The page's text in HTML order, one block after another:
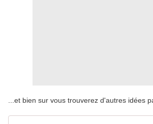
...et bien sur vous trouverez d'autres idées